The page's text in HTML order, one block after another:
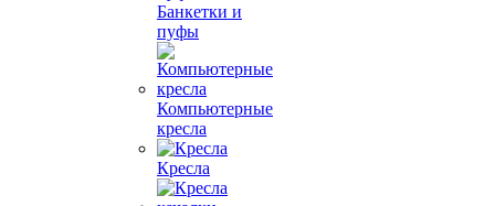
Банкетки и
пуфы
Компьютерные
кресла
Кресла